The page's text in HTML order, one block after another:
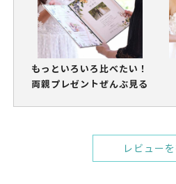
もっといろいろ比べたい！
両親プレゼントぜんぶ見る
レビューを